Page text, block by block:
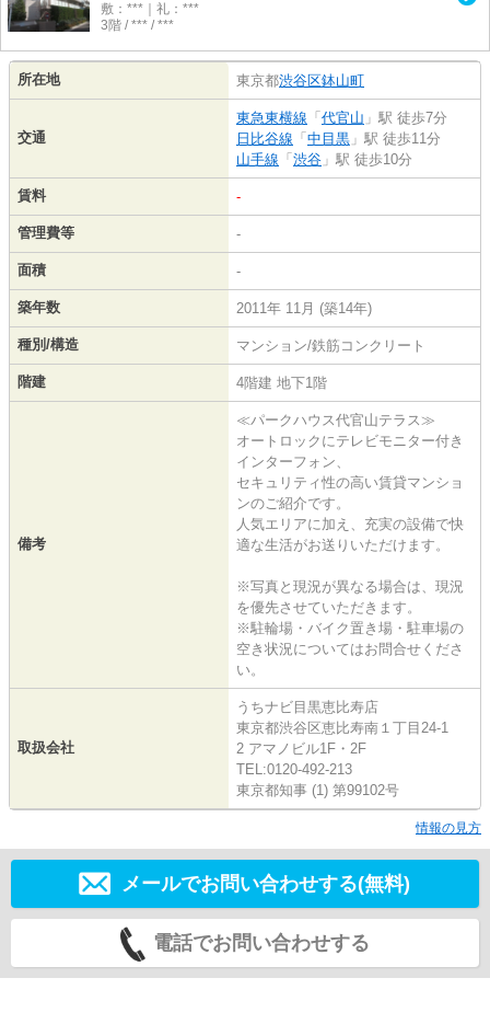
敷：***｜礼：***
3階 / *** / ***
所在地 東京都渋谷区鉢山町
交通
東急東横線 「 代官山 」駅 徒歩7分
日比谷線 「 中目黒 」駅 徒歩11分
山手線 「 渋谷 」駅 徒歩10分
賃料 -
管理費等 -
面積 -
築年数 2011年 11月 (築14年)
種別/構造 マンション/鉄筋コンクリート
階建 4階建 地下1階
備考
≪パークハウス代官山テラス≫
オートロックにテレビモニター付き
インターフォン、
セキュリティ性の高い賃貸マンショ
ンのご紹介です。
人気エリアに加え、充実の設備で快
適な生活がお送りいただけます。
※写真と現況が異なる場合は、現況
を優先させていただきます。
※駐輪場・バイク置き場・駐車場の
空き状況についてはお問合せくださ
い。
取扱会社
うちナビ目黒恵比寿店
東京都渋谷区恵比寿南１丁目24-1
2 アマノビル1F・2F
TEL:0120-492-213
東京都知事 (1) 第99102号
情報の見方
メールでお問い合わせする(無料)
電話でお問い合わせする